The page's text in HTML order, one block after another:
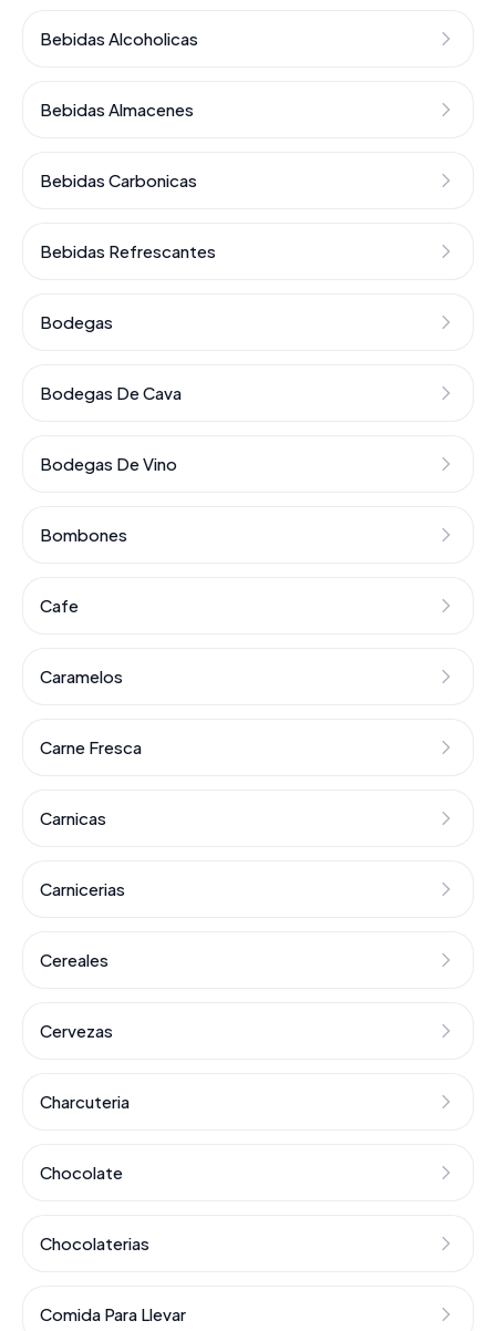
Bebidas Alcoholicas
Bebidas Almacenes
Bebidas Carbonicas
Bebidas Refrescantes
Bodegas
Bodegas De Cava
Bodegas De Vino
Bombones
Cafe
Caramelos
Carne Fresca
Carnicas
Carnicerias
Cereales
Cervezas
Charcuteria
Chocolate
Chocolaterias
Comida Para Llevar